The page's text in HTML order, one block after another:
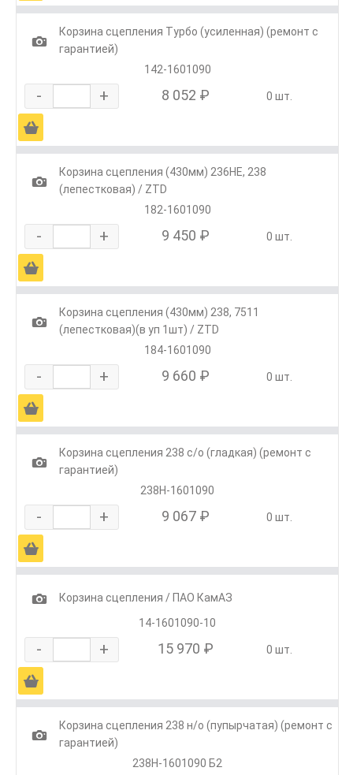
1
Корзина сцепления Турбо (усиленная) (ремонт с
гарантией)
142-1601090
- + 8 052 ₽ 0 шт.
Ä
1
Корзина сцепления (430мм) 236НЕ, 238
(лепестковая) / ZTD
182-1601090
- + 9 450 ₽ 0 шт.
Ä
1
Корзина сцепления (430мм) 238, 7511
(лепестковая)(в уп 1шт) / ZTD
184-1601090
- + 9 660 ₽ 0 шт.
Ä
1
Корзина сцепления 238 с/о (гладкая) (ремонт с
гарантией)
238Н-1601090
- + 9 067 ₽ 0 шт.
Ä
1
Корзина сцепления / ПАО КамАЗ
14-1601090-10
- + 15 970 ₽ 0 шт.
Ä
1
Корзина сцепления 238 н/о (пупырчатая) (ремонт с
гарантией)
238Н-1601090 Б2